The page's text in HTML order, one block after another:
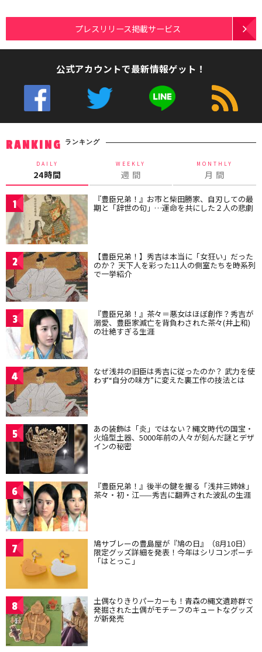
プレスリリース掲載サービス
公式アカウントで最新情報ゲット！
RANKING ランキング
DAILY
24時間
WEEKLY
週 間
MONTHLY
月 間
1 『豊臣兄弟！』お市と柴田勝家、自刃しての最
期と「辞世の句」…運命を共にした２人の悲劇
2 【豊臣兄弟！】秀吉は本当に「女狂い」だった
のか？ 天下人を彩った11人の側室たちを時系列
で一挙紹介
3 『豊臣兄弟！』茶々＝悪女はほぼ創作？秀吉が
溺愛、豊臣家滅亡を背負わされた茶々(井上和)
の壮絶すぎる生涯
4 なぜ浅井の旧臣は秀吉に従ったのか？ 武力を使
わず“自分の味方”に変えた裏工作の技法とは
5 あの装飾は「炎」ではない？縄文時代の国宝・
火焔型土器、5000年前の人々が刻んだ謎とデザ
インの秘密
6 『豊臣兄弟！』後半の鍵を握る「浅井三姉妹」
茶々・初・江——秀吉に翻弄された波乱の生涯
7 鳩サブレーの豊島屋が『鳩の日』（8月10日）
限定グッズ詳細を発表！今年はシリコンポーチ
「はとっこ」
8 土偶なりきりパーカーも！青森の縄文遺跡群で
発掘された土偶がモチーフのキュートなグッズ
が新発売